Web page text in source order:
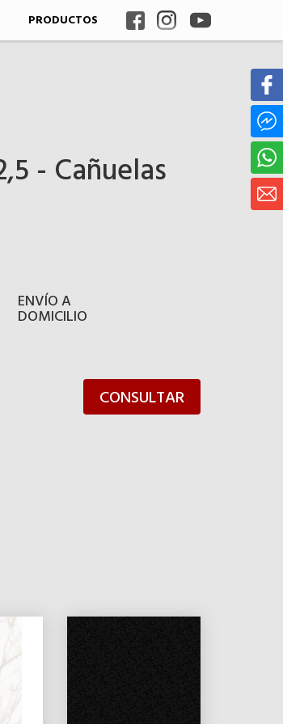
PRODUCTOS
- Cañuelas
ENVÍO A
DOMICILIO
CONSULTAR